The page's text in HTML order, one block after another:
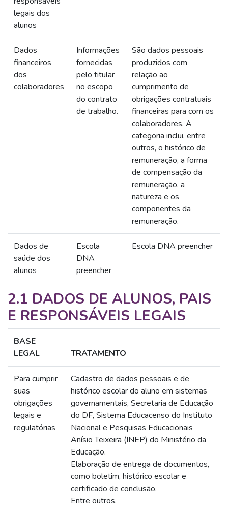
legais dos
alunos
Dados
financeiros
dos
colaboradores
Informações
fornecidas
pelo titular
no escopo
do contrato
de trabalho.
São dados pessoais
produzidos com
relação ao
cumprimento de
obrigações contratuais
financeiras para com os
colaboradores. A
categoria inclui, entre
outros, o histórico de
remuneração, a forma
de compensação da
remuneração, a
natureza e os
componentes da
remuneração.
Dados de
saúde dos
alunos
Escola
DNA
preencher
Escola DNA preencher
2.1 DADOS DE ALUNOS, PAIS
E RESPONSÁVEIS LEGAIS
BASE
LEGAL
TRATAMENTO
Para cumprir
suas
obrigações
legais e
regulatórias
Cadastro de dados pessoais e de
histórico escolar do aluno em sistemas
governamentais, Secretaria de Educação
do DF, Sistema Educacenso do Instituto
Nacional e Pesquisas Educacionais
Anísio Teixeira (INEP) do Ministério da
Educação.
Elaboração de entrega de documentos,
como boletim, histórico escolar e
certificado de conclusão.
Entre outros.